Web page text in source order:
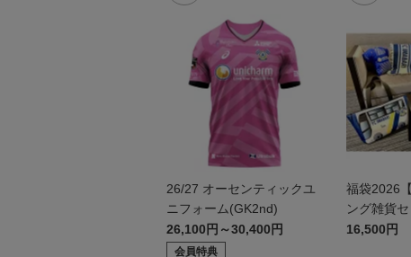
26/27 オーセンティックユ
ニフォーム(GK2nd)
26,100円～30,400円
会員特典
福袋2026
ング雑貨セ
16,500円